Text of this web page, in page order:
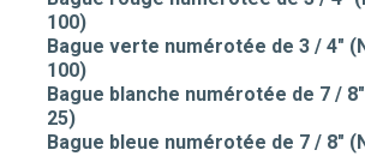
100)
Bague verte numérotée de 3 / 4"
100)
Bague blanche numérotée de 7 /
25)
Bague bleue numérotée de 7 / 8"